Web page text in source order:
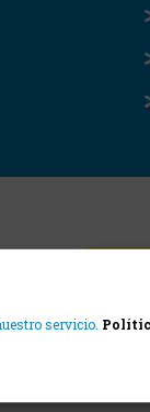
servicio.
©